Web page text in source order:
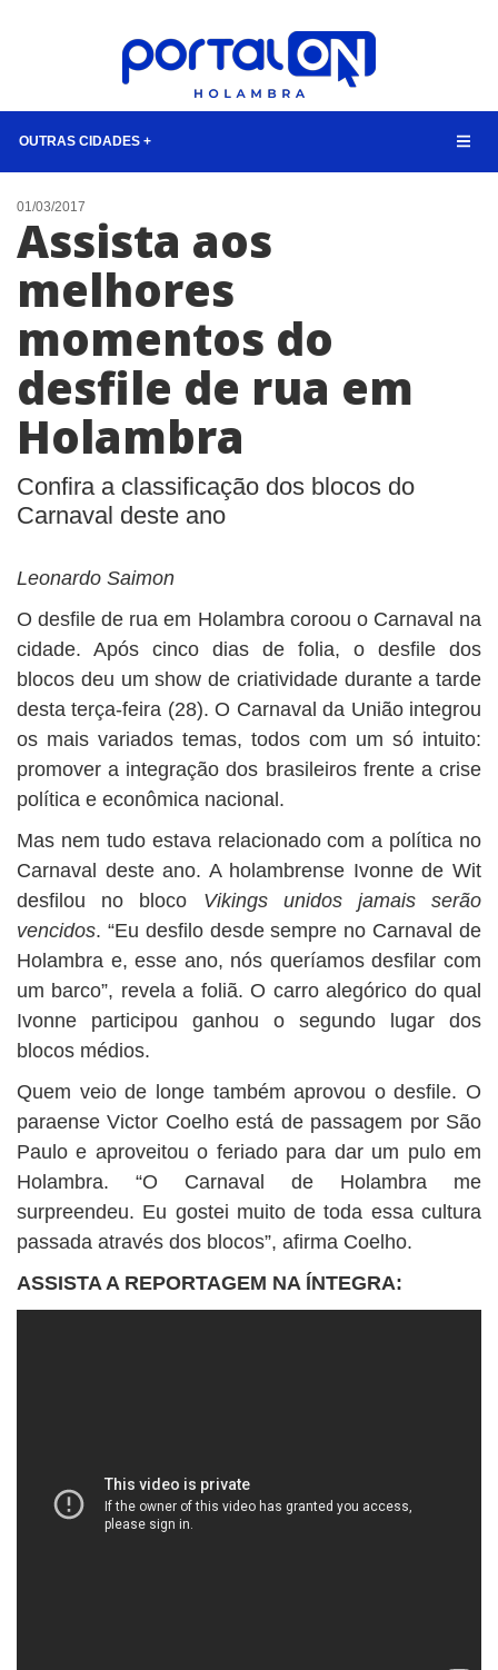
OUTRAS CIDADES +
NOTÍCIAS
LISTA DIGITAL
TELEFONES ÚTEIS
ANUNCIE
01/03/2017
Assista aos
melhores
momentos do
desfile de rua em
Holambra
Confira a classificação dos blocos do
Carnaval deste ano
Leonardo Saimon
O desfile de rua em Holambra coroou o Carnaval na
cidade. Após cinco dias de folia, o desfile dos
blocos deu um show de criatividade durante a tarde
desta terça-feira (28). O Carnaval da União integrou
os mais variados temas, todos com um só intuito:
promover a integração dos brasileiros frente a crise
política e econômica nacional.
Mas nem tudo estava relacionado com a política no
Carnaval deste ano. A holambrense Ivonne de Wit
desfilou no bloco Vikings unidos jamais serão
vencidos. “Eu desfilo desde sempre no Carnaval de
Holambra e, esse ano, nós queríamos desfilar com
um barco”, revela a foliã. O carro alegórico do qual
Ivonne participou ganhou o segundo lugar dos
blocos médios.
Quem veio de longe também aprovou o desfile. O
paraense Victor Coelho está de passagem por São
Paulo e aproveitou o feriado para dar um pulo em
Holambra. “O Carnaval de Holambra me
surpreendeu. Eu gostei muito de toda essa cultura
passada através dos blocos”, afirma Coelho.
ASSISTA A REPORTAGEM NA ÍNTEGRA: